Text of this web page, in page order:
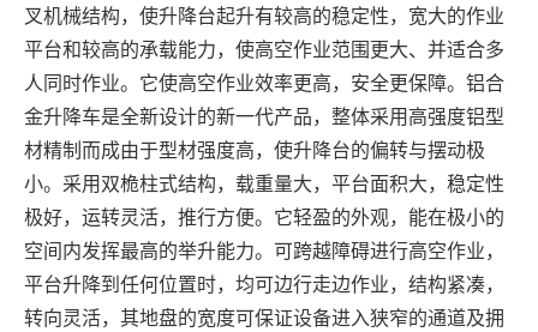
叉机械结构，使升降台起升有较高的稳定性，宽大的作业
平台和较高的承载能力，使高空作业范围更大、并适合多
人同时作业。它使高空作业效率更高，安全更保障。铝合
金升降车是全新设计的新一代产品，整体采用高强度铝型
材精制而成由于型材强度高，使升降台的偏转与摆动极
小。采用双桅柱式结构，载重量大，平台面积大，稳定性
极好，运转灵活，推行方便。它轻盈的外观，能在极小的
空间内发挥最高的举升能力。可跨越障碍进行高空作业，
平台升降到任何位置时，均可边行走边作业，结构紧凑，
转向灵活，其地盘的宽度可保证设备进入狭窄的通道及拥